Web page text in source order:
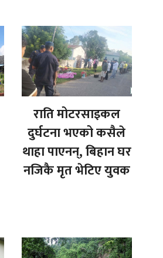
राति मोटरसाइकल
दुर्घटना भएको कसैले
थाहा पाएनन्, बिहान घर
नजिकै मृत भेटिए युवक